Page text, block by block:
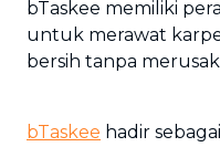
bTaskee memiliki
untuk merawat
bersih tanpa
bTaskee hadir